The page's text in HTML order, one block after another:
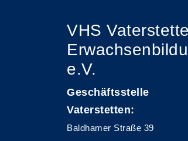
VHS
e.V.
Geschäftsstelle
Vaterstetten:
Baldhamer Straße 39